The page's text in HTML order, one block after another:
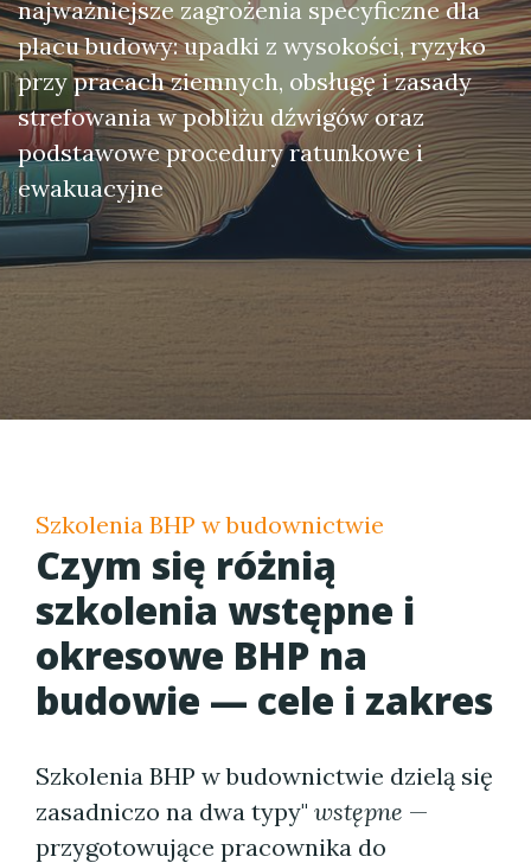
najważniejsze zagrożenia specyficzne dla
placu budowy: upadki z wysokości, ryzyko
przy pracach ziemnych, obsługę i zasady
strefowania w pobliżu dźwigów oraz
podstawowe procedury ratunkowe i
ewakuacyjne
Szkolenia BHP w budownictwie
Czym się różnią
szkolenia wstępne i
okresowe BHP na
budowie — cele i zakres
Szkolenia BHP w budownictwie dzielą się
zasadniczo na dwa typy" wstępne —
przygotowujące pracownika do